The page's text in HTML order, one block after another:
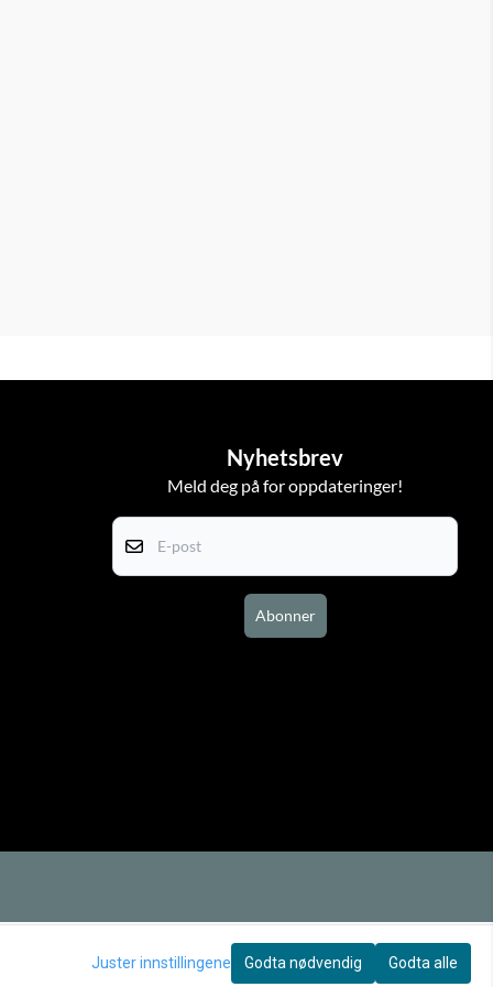
Nyhetsbrev
Meld deg på for oppdateringer!
Abonner
Juster innstillingene Godta nødvendig Godta alle